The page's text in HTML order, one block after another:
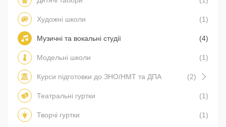
Художні школи (1)
Музичні та вокальні студії (4)
Модельні школи (1)
Курси підготовки до ЗНО/НМТ та ДПА (2)
Театральні гуртки (1)
Творчі гуртки (1)